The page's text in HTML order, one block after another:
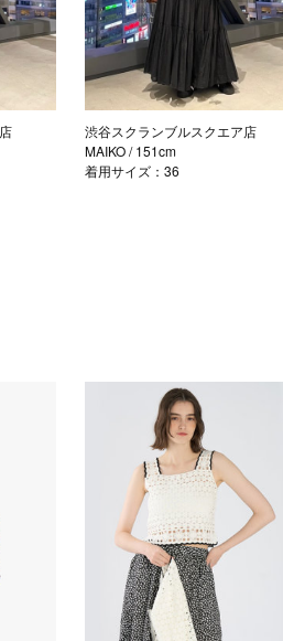
渋谷スクランブルスクエア店
MAIKO/ 151cm
着用サイズ：36